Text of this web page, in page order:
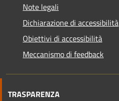
Note legali
Dichiarazione di accessibilità
Obiettivi di accessibilità
Meccanismo di feedback
TRASPARENZA